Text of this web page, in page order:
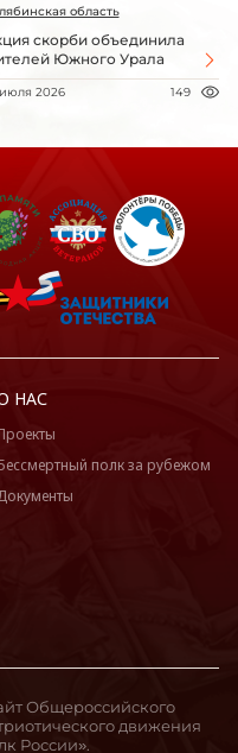
область
скорби объединила
Южного Урала
2026 149
НАС
полк за рубежом
Общероссийского
движения
России».